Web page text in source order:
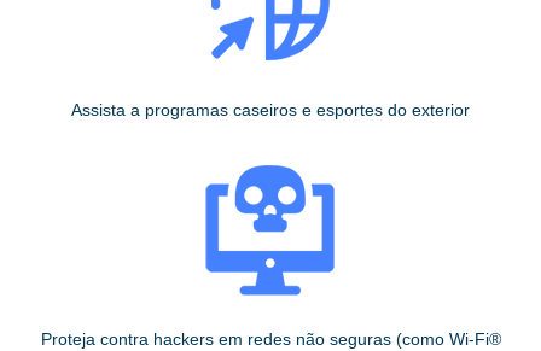
Assista a programas caseiros e esportes do exterior
Proteja contra hackers em redes não seguras (como Wi-Fi®